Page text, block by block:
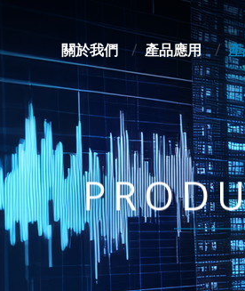
關於我們 產品應用